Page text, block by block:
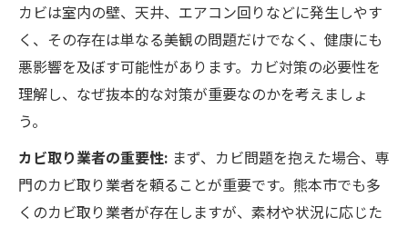
カビは室内の壁、天井、エアコン回りなどに発生しやす
く、その存在は単なる美観の問題だけでなく、健康にも
悪影響を及ぼす可能性があります。カビ対策の必要性を
理解し、なぜ抜本的な対策が重要なのかを考えましょ
う。
カビ取り業者の重要性: まず、カビ問題を抱えた場合、専
門のカビ取り業者を頼ることが重要です。熊本市でも多
くのカビ取り業者が存在しますが、素材や状況に応じた